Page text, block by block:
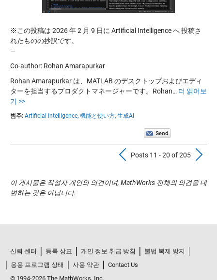
※この投稿は 2026 年 2 月 9 日に Artificial Intelligence へ 投稿さ
れたものの抄訳です。
—
Co-author: Rohan Amarapurkar
Rohan Amarapurkar は、MATLAB のデスクトップおよびエディ
ターを担当するプロダクトマネージャーです。Rohan… 더 읽어보
기 >>
범주: Artificial Intelligence, 機能と使い方, 生成AI
Previous
Posts 11 - 20 of 205
이 게시물은 작성자 개인의 의견이며, MathWorks 전체의 의견을 대
변하는 것은 아닙니다.
신뢰 센터 등록 상표 개인 정보 취급 방침
불법 복제 방지
응용 프로그램 상태
사용 약관
Contact Us
© 1994-2026 The MathWorks, Inc.